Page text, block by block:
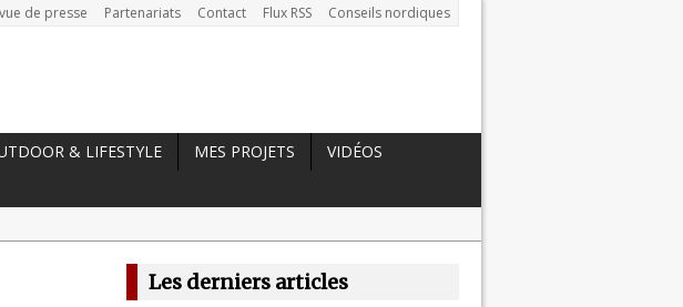
de presse Partenariats Contact Flux RSS Conseils nordiques
& LIFESTYLE MES PROJETS
VIDÉOS
les sportifs
Les derniers articles